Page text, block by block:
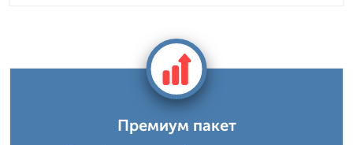
Премиум пакет